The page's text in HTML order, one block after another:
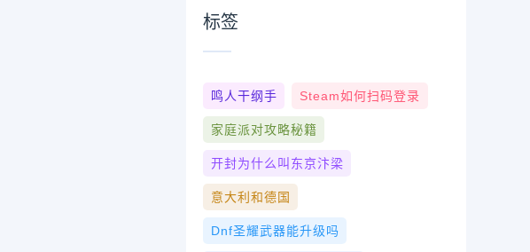
标签
鸣人干纲手 Steam如何扫码登录
家庭派对攻略秘籍
开封为什么叫东京汴梁
意大利和德国
Dnf圣耀武器能升级吗